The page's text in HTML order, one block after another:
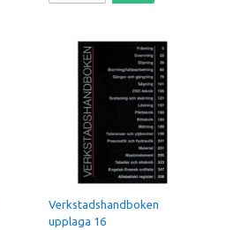
Verkstadshandboken
upplaga 16